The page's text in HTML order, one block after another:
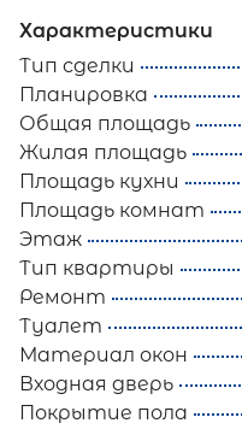
Характеристики
Тип сделки
Планировка
Общая площадь
Жилая площадь
Площадь кухни
Площадь комнат
Этаж
Тип квартиры
Ремонт
Туалет
Материал окон
Входная дверь
Покрытие пола